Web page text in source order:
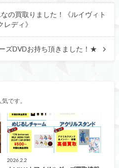
の買取りました！《ルイヴィト
ディ》
ズDVDお持ち頂きました！★
です。
2026.2.2